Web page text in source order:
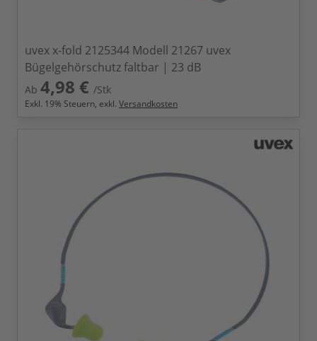
uvex x-fold 2125344 Modell 21267 uvex
Bügelgehörschutz faltbar | 23 dB
Ab 4,98 € /Stk
Exkl. 19% Steuern, exkl. Versandkosten